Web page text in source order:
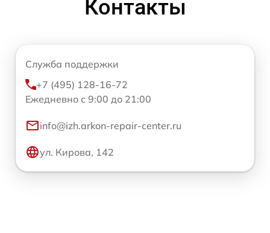
Контакты
Служба поддержки
+7 (495) 128-16-72
Ежедневно с 9:00 до 21:00
info@izh.arkon-repair-center.ru
ул. Кирова, 142